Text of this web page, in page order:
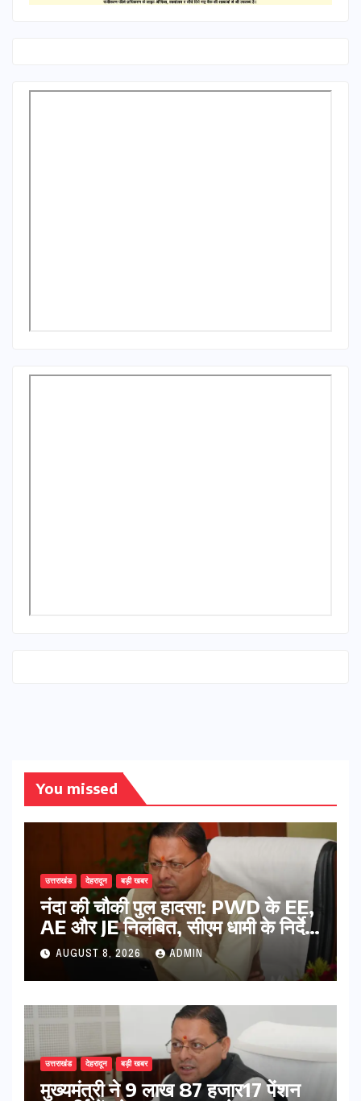
You missed
उत्तराखंड देहरादून बड़ी खबर
नंदा की चौकी पुल हादसा: PWD के EE,
AE और JE निलंबित, सीएम धामी के निर्देश
पर सख्त कार्रवाई
AUGUST 8, 2026 ADMIN
उत्तराखंड देहरादून बड़ी खबर
मुख्यमंत्री ने 9 लाख 87 हजार17 पेंशन